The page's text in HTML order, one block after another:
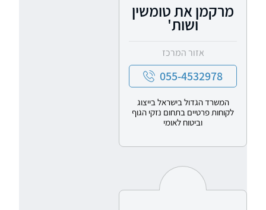
מרקמן את טומשין
ושות'
אזור המרכז
055-4532978
המשרד הגדול בישראל בייצוג
לקוחות פרטיים בתחום נזקי הגוף
וביטוח לאומי